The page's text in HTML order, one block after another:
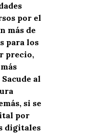
por el
más de
para los
precio,
Sacude al
, si se
por
digitales